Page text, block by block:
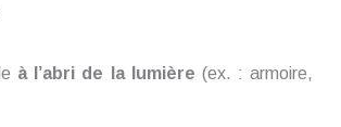
à l’abri de la lumière (ex. : armoire,